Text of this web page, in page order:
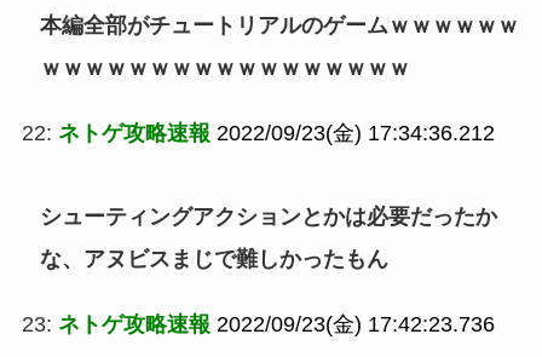
本編全部がチュートリアルのゲームｗｗｗｗｗｗ
ｗｗｗｗｗｗｗｗｗｗｗｗｗｗｗｗｗ
22: ネトゲ攻略速報 2022/09/23(金) 17:34:36.212
シューティングアクションとかは必要だったか
な、アヌビスまじで難しかったもん
23: ネトゲ攻略速報 2022/09/23(金) 17:42:23.736